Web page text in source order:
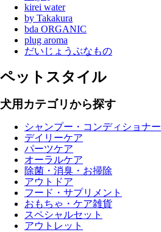
kirei water
by Takakura
bda ORGANIC
plug aroma
だいじょうぶなもの
ペットスタイル
犬用カテゴリから探す
シャンプー・コンディショナー
デイリーケア
パーツケア
オーラルケア
除菌・消臭・お掃除
アウトドア
フード・サプリメント
おもちゃ・ケア雑貨
スペシャルセット
アウトレット